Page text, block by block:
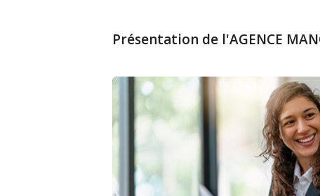
Présentation de l'AGENCE